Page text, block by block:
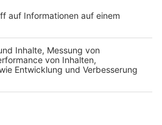
Sendungen sortiert und an
von wo aus
Bereits in der
Standorte der Deutschen
bestreikt. Die Auswirkungen
(04.02.) werden
Mittwoch (05.02) spürbar sein,